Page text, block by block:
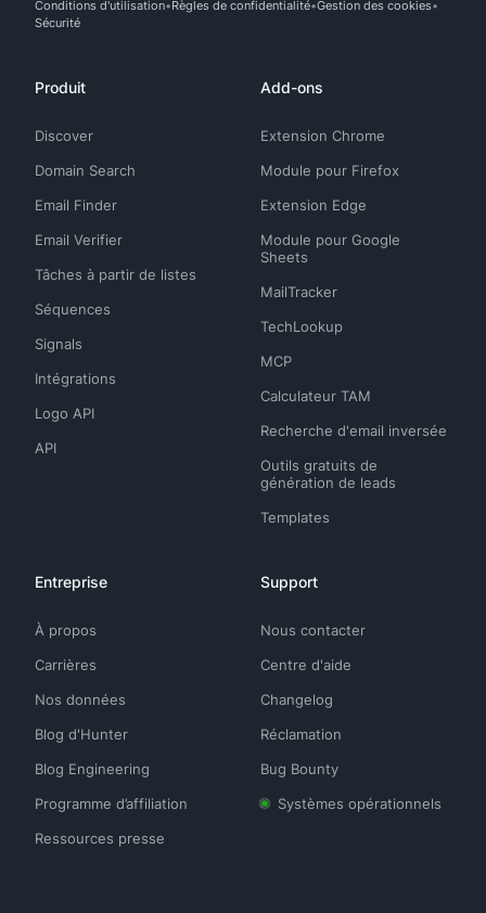
Conditions d'utilisation Règles de confidentialité Gestion des cookies
Sécurité
Produit
Discover
Domain Search
Email Finder
Email Verifier
Tâches à partir de listes
Séquences
Signals
Intégrations
Logo API
API
Add-ons
Extension Chrome
Module pour Firefox
Extension Edge
Module pour Google
Sheets
MailTracker
TechLookup
MCP
Calculateur TAM
Recherche d'email inversée
Outils gratuits de
génération de leads
Templates
Entreprise
À propos
Carrières
Nos données
Blog d'Hunter
Blog Engineering
Programme d’affiliation
Ressources presse
Support
Nous contacter
Centre d'aide
Changelog
Réclamation
Bug Bounty
Systèmes opérationnels